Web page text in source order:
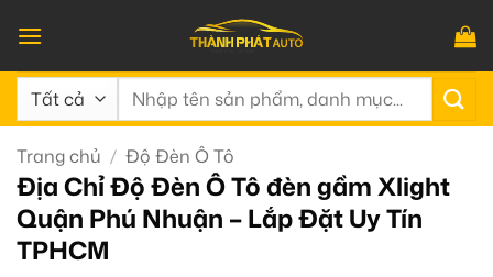
qua
nội
dung
Tìm
Trang chủ / Độ Đèn Ô Tô
Địa Chỉ Độ Đèn Ô Tô đèn gầm Xlight
Quận Phú Nhuận – Lắp Đặt Uy Tín
TPHCM